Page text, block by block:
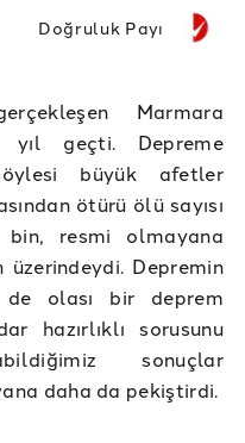
Doğruluk Payı
Marmara
yıl geçti. Depreme
büyük afetler
ötürü ölü sayısı
resmi olmayana
Depremin
de olası bir deprem
hazırlıklı sorusunu
sonuçlar
daha da pekiştirdi.